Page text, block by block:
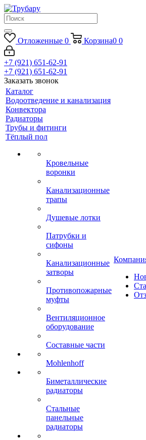
Отложенные 0 Корзина0 0
+7 (921) 651-62-91
+7 (921) 651-62-91
Заказать звонок
Каталог
Водоотведение и канализация
Конвектора
Радиаторы
Трубы и фитинги
Тёплый пол
Кровельные
воронки
Канализационные
трапы
Душевые лотки
Патрубки и
сифоны
Канализационные
затворы
Противопожарные
муфты
Вентиляционное
оборудование
Составные части
Mohlenhoff
Биметаллические
радиаторы
Стальные
панельные
радиаторы